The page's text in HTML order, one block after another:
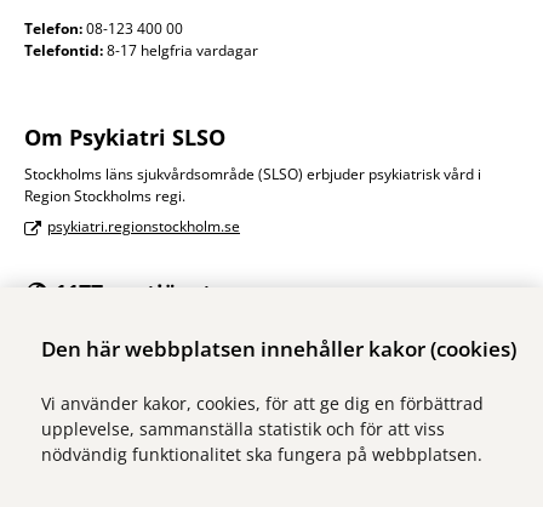
Den här webbplatsen innehåller kakor (cookies)
Vi använder kakor, cookies, för att ge dig en förbättrad
upplevelse, sammanställa statistik och för att viss
nödvändig funktionalitet ska fungera på webbplatsen.
Telefon:08-123 400 00
Telefontid:8-17 helgfria vardagar
Om Psykiatri SLSO
Stockholms läns sjukvårdsområde (SLSO) erbjuder psykiatrisk vård i
Region Stockholms regi.
psykiatri.regionstockholm.se
1177:s e-tjänster
kontakta vården på ett säkert sätt.